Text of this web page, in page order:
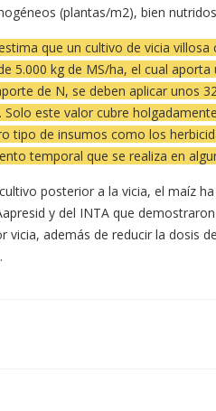
(plantas/m2), bien
que un cultivo de vicia
5.000 kg de MS/ha, el cual
de N, se deben aplicar unos
Solo este valor cubre
tipo de insumos como los
temporal que se realiza en
posterior a la vicia, el maíz
y del INTA que
vicia, además de reducir la dosis